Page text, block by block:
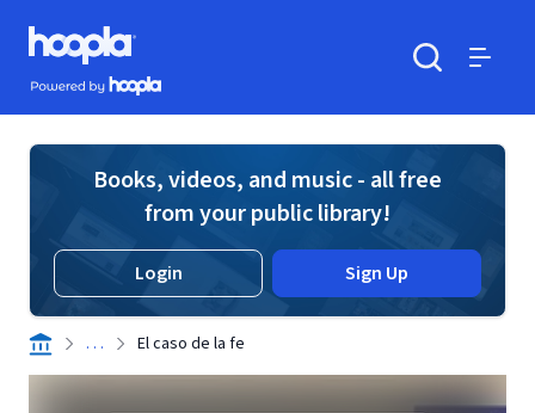
Skip to main content
Hoopla logo
Powered by Hoopla
Books, videos, and music - all free
from your public library!
Login Sign Up
. . . El caso de la fe